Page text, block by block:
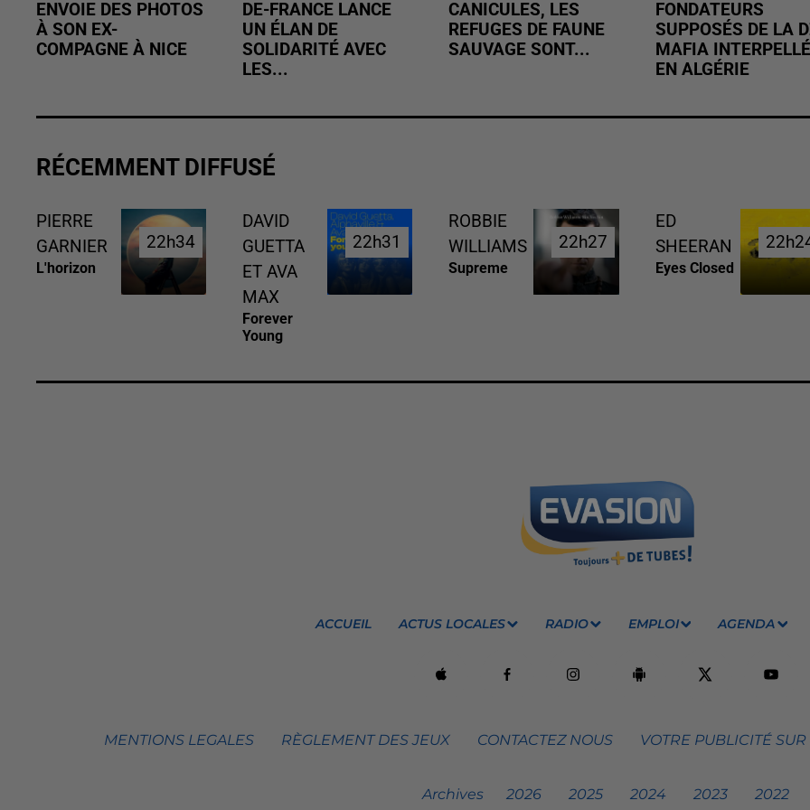
ENVOIE DES PHOTOS
À SON EX-
COMPAGNE À NICE
DE-FRANCE LANCE
UN ÉLAN DE
SOLIDARITÉ AVEC
LES...
CANICULES, LES
REFUGES DE FAUNE
SAUVAGE SONT...
FONDATEURS
SUPPOSÉS DE LA
MAFIA INTERPELLÉ
EN ALGÉRIE
RÉCEMMENT DIFFUSÉ
PIERRE
GARNIER
L'horizon
22h34
22h34
DAVID
GUETTA
ET AVA
MAX
Forever
Young
22h31
22h31
ROBBIE
WILLIAMS
Supreme
22h27
22h27
ED
SHEERAN
Eyes Closed
ACCUEIL ACTUS LOCALES RADIO EMPLOI AGENDA
MENTIONS LEGALES RÈGLEMENT DES JEUX CONTACTEZ NOUS VOTRE PUBLICITÉ
Archives 2026 2025 2024 2023 2022